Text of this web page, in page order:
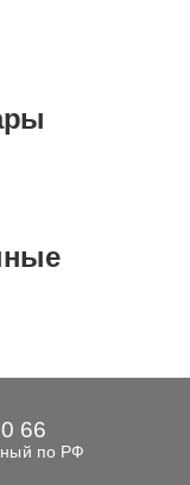
66
по РФ